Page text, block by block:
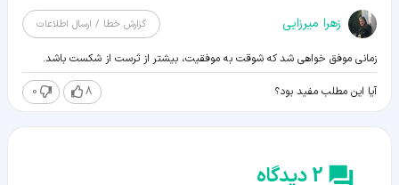
زهرا میرزایی گزارش خطا / ارسال اطلاعات
زمانی موفق خواهی شد که شوقت به موفقیت، بیشتر از تَرست از شکست باشد.
آیا این مطلب مفید بود؟ 8
0
2 دیدگاه